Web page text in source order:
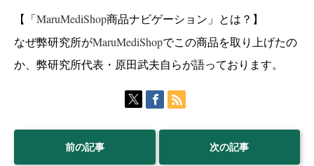
【「 MaruMediShop商品ナビゲーション」とは？】
なぜ弊研究所がMaruMediShopでこの商品を取り上げたの
か、弊研究所代表・原田武夫自らが語っております。
前の記事 次の記事